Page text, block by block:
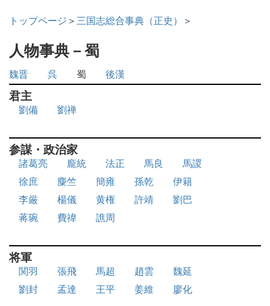
トップページ ＞ 三国志総合事典（正史） ＞
人物事典－蜀
魏晋 呉 蜀 後漢
君主
劉備 劉禅
参謀・政治家
諸葛亮 龐統 法正 馬良
馬謖
徐庶
麋竺 簡雍 孫乾
伊籍
李厳
楊儀 黄権 許靖
劉巴
蒋琬
費禕 譙周
将軍
関羽 張飛 馬超 趙雲
魏延
劉封
孟達 王平 姜維 廖化